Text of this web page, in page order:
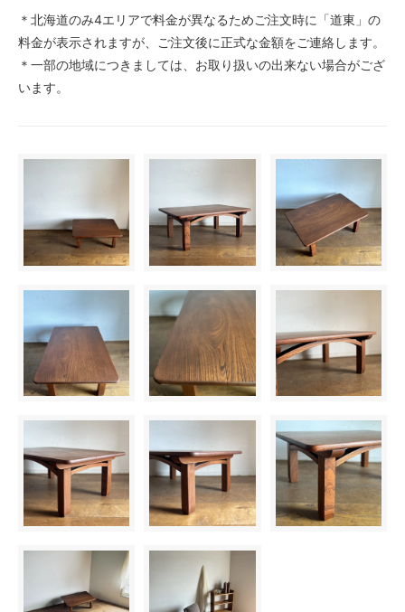
＊北海道のみ4エリアで料金が異なるためご注文時に「道東」の
料金が表示されますが、ご注文後に正式な金額をご連絡します。
＊一部の地域につきましては、お取り扱いの出来ない場合がござ
います。